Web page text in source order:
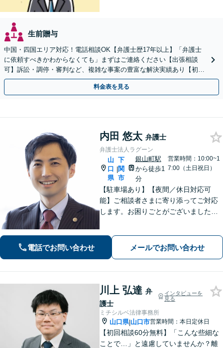
生前贈与
中国・四国エリア対応！電話相談OK【弁護士歴17年以上】「弁護士
に依頼すべきかわからなくても」まずはご連絡ください【出張相談
可】訴訟・調停・審判など、複雑な事案の豊富な解決実績あり【初回
相談無料】初回面談のみで解決できるケースもあります
料金表を見る
内田 悠太 弁護士
弁護士法人ラグーン
山
口
県
|
下
関
市
銀山町駅
から徒歩1
分
営業時間：10:00~1
7:00（土日祝日）
【駐車場あり】【夜間／休日対応可
能】ご相談者さまに寄り添ってご対応
します。お困りごとがございましたら
電話でお問い合わせ メールでお問い合わせ
川上 弘達 弁
護士
インタビューを
見る
ミチシルベ法律事務所
山口県|山口市営業時間：本日定休日
【初回相談60分無料】「こんな些細な
ことで…」と遠慮していませんか？離